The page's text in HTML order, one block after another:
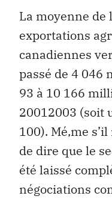
La moyenne de
exportations
canadiennes
passé de 4 046
93 à 10 166
20012003 (soit
100). Mé‚me
de dire que le
été laissé
négociations